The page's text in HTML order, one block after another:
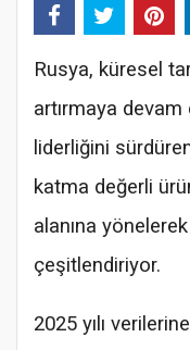
Rusya, küresel
artırmaya devam
liderliğini
katma değerli
alanına yönelerek
çeşitlendiriyor.
2025 yılı